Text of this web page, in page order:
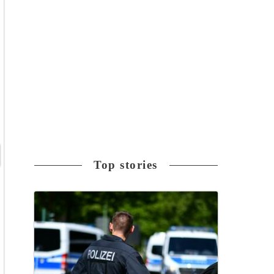
Top stories